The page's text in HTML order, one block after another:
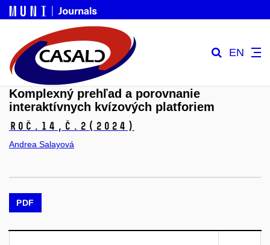
EN
Komplexný prehľad a porovnanie
interaktívnych kvízových platforiem
Roč.14, č.2 (2024)
Andrea Salayová
PDF